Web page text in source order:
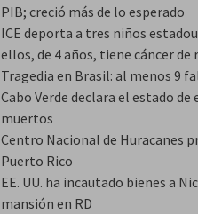
PIB; creció más de lo esperado
ICE deporta a tres niños
ellos, de 4 años, tiene cáncer de
Tragedia en Brasil: al menos 9
Cabo Verde declara el estado
muertos
Centro Nacional de Huracanes
Puerto Rico
EE. UU. ha incautado bienes a
mansión en RD